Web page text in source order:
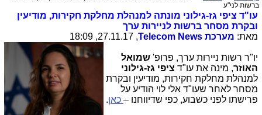
ברשות לני"ע
עו"ד ציפי גז-גילוני מונתה למנהלת מחלקת חקירות, מודיעין
ובקרת מסחר ברשות לניירות ערך
מאת: מערכת Telecom News
, 27.11.17, 18:09
יו"ר רשות ניירות ערך, פרופ' שמואל
האוזר, מינה את עו"ד ציפי גז-גילוני
למנהלת מחלקת חקירות, מודיעין ובקרת
מסחר לאחר שעו"ד אלי לוי הודיע על
פרישתו לפני כשבוע, כפי שדיווחנו – כאן.